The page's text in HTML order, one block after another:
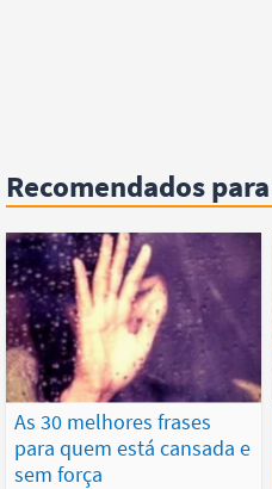
Recomendados
As 30 melhores frases
para quem está cansada e
sem força